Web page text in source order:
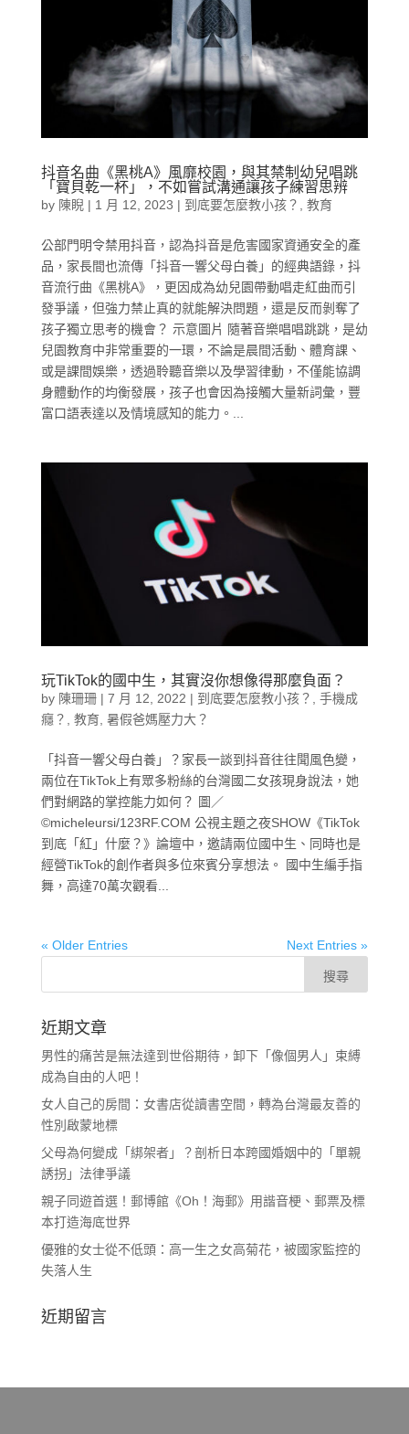
抖音名曲《黑桃A》風靡校園，與其禁制幼兒唱跳
「寶貝乾一杯」，不如嘗試溝通讓孩子練習思辨
by 陳睨 | 1 月 12, 2023 | 到底要怎麼教小孩？ 教育
公部門明令禁用抖音，認為抖音是危害國家資通安全的產
品，家長間也流傳「抖音一響父母白養」的經典語錄，抖
音流行曲《黑桃A》，更因成為幼兒園帶動唱走紅曲而引
發爭議，但強力禁止真的就能解決問題，還是反而剝奪了
孩子獨立思考的機會？ 示意圖片 隨著音樂唱唱跳跳，是幼
兒園教育中非常重要的一環，不論是晨間活動、體育課、
或是課間娛樂，透過聆聽音樂以及學習律動，不僅能協調
身體動作的均衡發展，孩子也會因為接觸大量新詞彙，豐
富口語表達以及情境感知的能力。...
玩TikTok的國中生，其實沒你想像得那麼負面？
by 陳珊珊| 7 月 12, 2022 | 到底要怎麼教小孩？ , 手機成
癮？ , 教育, 暑假爸媽壓力大？
「抖音一響父母白養」？家長一談到抖音往往聞風色變，
兩位在TikTok上有眾多粉絲的台灣國二女孩現身說法，她
們對網路的掌控能力如何？ 圖／
©micheleursi/123RF.COM 公視主題之夜SHOW《TikTok
到底「紅」什麼？》論壇中，邀請兩位國中生、同時也是
經營TikTok的創作者與多位來賓分享想法。 國中生編手指
舞，高達70萬次觀看...
« Older Entries Next Entries »
近期文章
男性的痛苦是無法達到世俗期待，卸下「像個男人」束縛
成為自由的人吧！
女人自己的房間：女書店從讀書空間，轉為台灣最友善的
性別啟蒙地標
父母為何變成「綁架者」？剖析日本跨國婚姻中的「單親
誘拐」法律爭議
親子同遊首選！郵博館《Oh！海郵》用諧音梗、郵票及標
本打造海底世界
優雅的女士從不低頭：高一生之女高菊花，被國家監控的
失落人生
近期留言